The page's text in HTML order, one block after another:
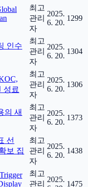
최고
관리
자
2025.
6. 20.
1299
인수
최고
관리
자
2025.
6. 20.
1304
성료
최고
관리
자
2025.
6. 20.
1306
의 새
최고
관리
자
2025.
6. 20.
1373
선
보 집
최고
관리
자
2025.
6. 20.
1438
최고
관리
2025.
1475